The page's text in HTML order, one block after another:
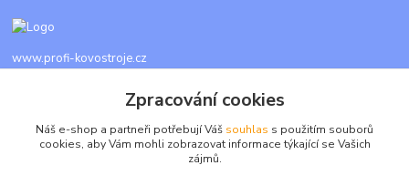
www.profi-kovostroje.cz
+420 605 017 866
Každý den 8 - 20 hod - SMS kdykoliv
Zpracování cookies
Náš e-shop a partneři potřebují Váš souhlas s použitím souborů
cookies, aby Vám mohli zobrazovat informace týkající se Vašich
zájmů.